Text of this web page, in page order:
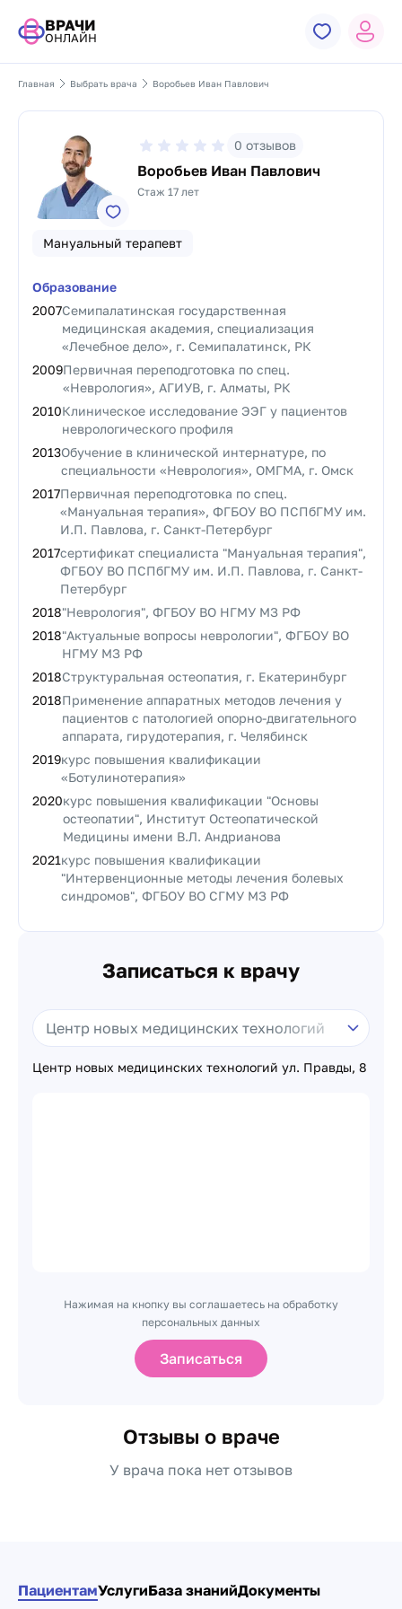
ВРАЧИ
ОНЛАЙН
Главная Выбрать врача Воробьев Иван Павлович
0 отзывов
Воробьев Иван Павлович
Стаж 17 лет
Мануальный терапевт
Образование
2007Семипалатинская государственная
медицинская академия, специализация
«Лечебное дело», г. Семипалатинск, РК
2009Первичная переподготовка по спец.
«Неврология», АГИУВ, г. Алматы, РК
2010Клиническое исследование ЭЭГ у пациентов
неврологического профиля
2013Обучение в клинической интернатуре, по
специальности «Неврология», ОМГМА, г. Омск
2017Первичная переподготовка по спец.
«Мануальная терапия», ФГБОУ ВО ПСПбГМУ им.
И.П. Павлова, г. Санкт-Петербург
2017сертификат специалиста "Мануальная терапия",
ФГБОУ ВО ПСПбГМУ им. И.П. Павлова, г. Санкт-
Петербург
2018"Неврология", ФГБОУ ВО НГМУ МЗ РФ
2018"Актуальные вопросы неврологии", ФГБОУ ВО
НГМУ МЗ РФ
2018Структуральная остеопатия, г. Екатеринбург
2018Применение аппаратных методов лечения у
пациентов с патологией опорно-двигательного
аппарата, гирудотерапия, г. Челябинск
2019курс повышения квалификации
«Ботулинотерапия»
2020курс повышения квалификации "Основы
остеопатии", Институт Остеопатической
Медицины имени В.Л. Андрианова
2021курс повышения квалификации
"Интервенционные методы лечения болевых
синдромов", ФГБОУ ВО СГМУ МЗ РФ
Записаться к врачу
Центр новых медицинских технологий ул. Правды, 8
Нажимая на кнопку вы соглашаетесь на обработку
персональных данных
Записаться
Отзывы о враче
У врача пока нет отзывов
ПациентамУслугиБаза знанийДокументы